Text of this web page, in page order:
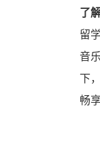
了
留
音
下，
畅